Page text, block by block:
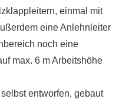
einmal mit
eine Anlehnleiter
noch eine
max. 6 m Arbeitshöhe
entworfen, gebaut